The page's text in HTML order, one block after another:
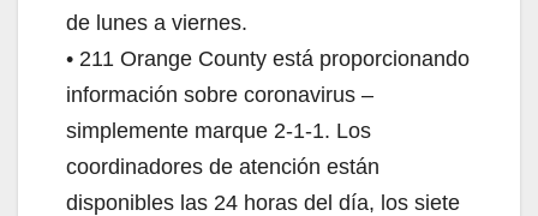
de lunes a viernes.
• 211 Orange County está proporcionando
información sobre coronavirus –
simplemente marque 2-1-1. Los
coordinadores de atención están
disponibles las 24 horas del día, los siete